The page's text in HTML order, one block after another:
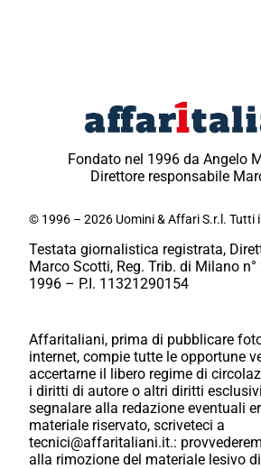
Fondato nel 1996 da Angelo
Direttore responsabile
© 1996 – 2026 Uomini & Affari S.r.l. Tutti
Testata giornalistica registrata,
Marco Scotti, Reg. Trib. di Milano n°
1996 – P.I. 11321290154
Affaritaliani, prima di pubblicare
internet, compie tutte le opportune
accertarne il libero regime di
i diritti di autore o altri diritti
segnalare alla redazione eventuali
materiale riservato, scriveteci a
tecnici@affaritaliani.it.:
alla rimozione del materiale lesivo